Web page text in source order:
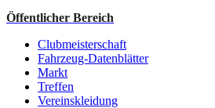
Öffentlicher Bereich
Clubmeisterschaft
Fahrzeug-Datenblätter
Markt
Treffen
Vereinskleidung